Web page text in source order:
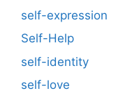
self-expression
Self-Help
self-identity
self-love